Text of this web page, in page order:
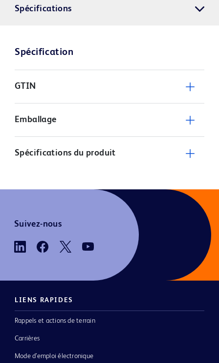
Spécifications
Spécification
GTIN
Emballage
Spécifications du produit
Suivez-nous
LIENS RAPIDES
Rappels et actions de terrain
Carrières
Mode d’emploi électronique